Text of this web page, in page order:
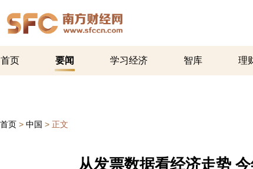
首页 要闻 学习经济 智库 理
首页 > 中国 > 正文
从发票数据看经济走势